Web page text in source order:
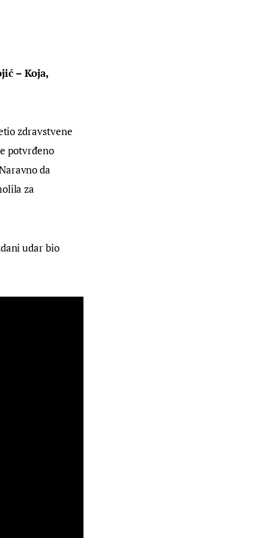
– Koja,
zdravstvene
potvrđeno
da
za
udar bio